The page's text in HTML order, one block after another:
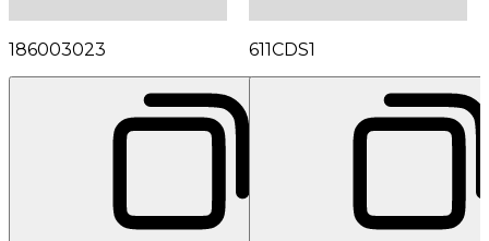
186003023 611CDS1